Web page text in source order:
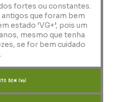
fortes ou constantes.
que foram bem
estado ‘VG+’, pois um
mesmo que tenha
se for bem cuidado
bom (VG)